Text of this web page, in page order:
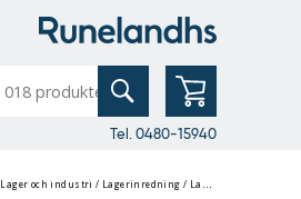
Tel. 0480-15940
Lager och industri / Lagerinredning / Lagerhyllor & Hyllställ